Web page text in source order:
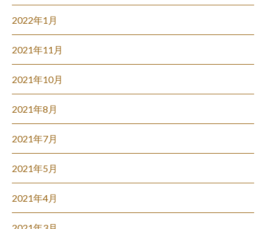
2022年1月
2021年11月
2021年10月
2021年8月
2021年7月
2021年5月
2021年4月